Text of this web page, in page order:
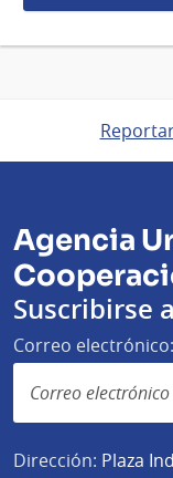
Agencia
Suscribirse
Correo electrónico:
Dirección: Plaza